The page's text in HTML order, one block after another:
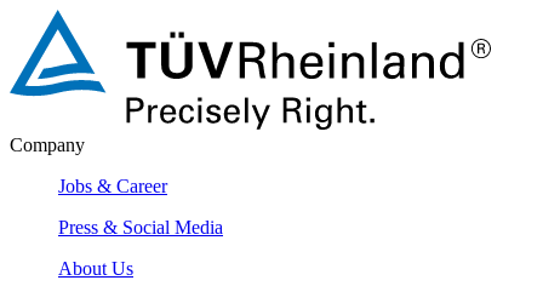
Company
Jobs & Career
Press & Social Media
About Us